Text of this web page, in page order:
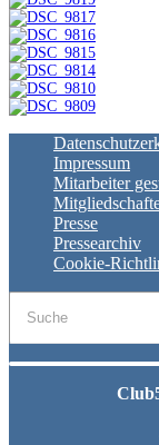
Impressum
Mitarbeiter
Presse
Pressearchiv
Cookie-